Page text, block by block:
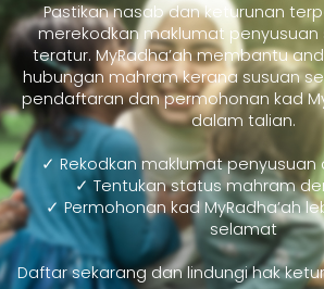
Pastikan nasab dan keturunan
merekodkan maklumat
teratur. MyRadha’ah membantu
hubungan mahram kerana susuan
pendaftaran dan permohonan kad
dalam talian.
✓ Rekodkan maklumat
✓ Tentukan status mahram
✓ Permohonan kad MyRadha’ah
selamat
Daftar sekarang dan lindungi hak